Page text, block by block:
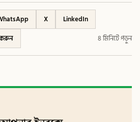
X
LinkedIn
৪ মিনিটে পড়ুন